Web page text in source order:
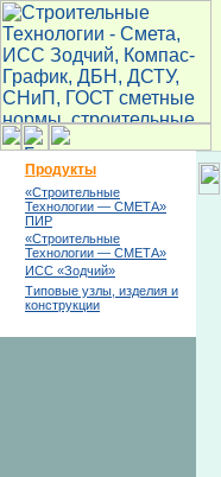
Продукты
«Строительные
Технологии — СМЕТА»
ПИР
«Строительные
Технологии — СМЕТА»
ИСС «Зодчий»
Типовые узлы, изделия и
конструкции